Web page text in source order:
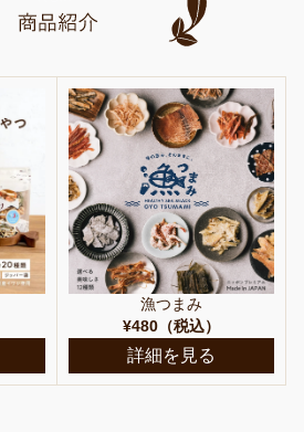
漁つまみ
¥480（税込）
詳細を見る